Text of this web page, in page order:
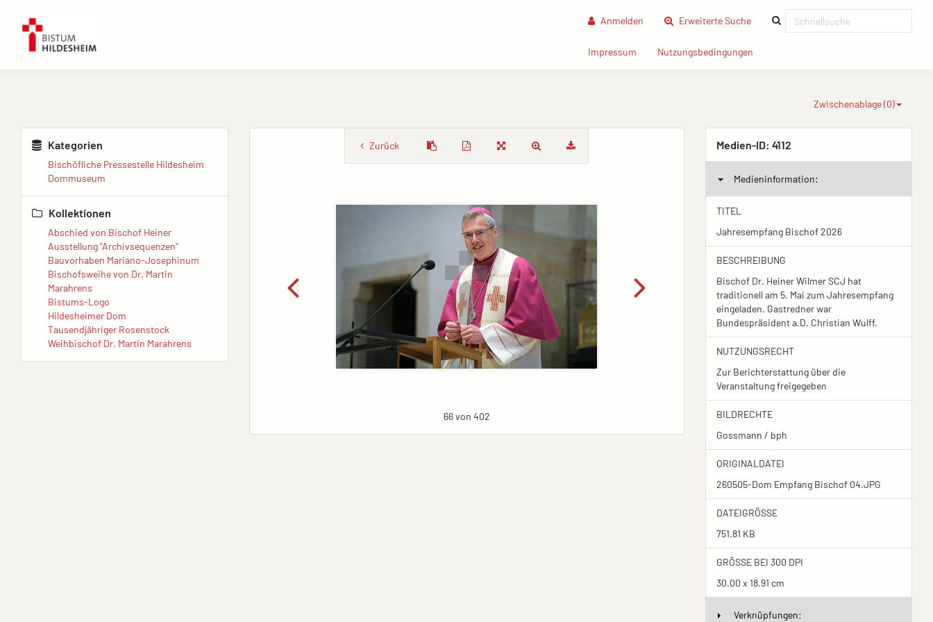
Anmelden Erweiterte Suche(current)
Impressum (current)Nutzungsbedingungen
Zwischenablage (0)
Kategorien
Bischöfliche Pressestelle Hildesheim
Dommuseum
Kollektionen
Abschied von Bischof Heiner
Ausstellung "Archivsequenzen"
Bauvorhaben Mariano-Josephinum
Bischofsweihe von Dr. Martin
Marahrens
Bistums-Logo
Hildesheimer Dom
Tausendjähriger Rosenstock
Weihbischof Dr. Martin Marahrens
Zurück
66 von 402
Medien-ID: 4112
Medieninformation:
TITEL
Jahresempfang Bischof 2026
BESCHREIBUNG
Bischof Dr. Heiner Wilmer SCJ hat
traditionell am 5. Mai zum Jahresempfang
eingeladen. Gastredner war
Bundespräsident a.D. Christian Wulff.
NUTZUNGSRECHT
Zur Berichterstattung über die
Veranstaltung freigegeben
BILDRECHTE
Gossmann / bph
ORIGINALDATEI
260505-Dom Empfang Bischof 04.JPG
DATEIGRÖSSE
751.81 KB
GRÖSSE BEI 300 DPI
30.00 x 18.91 cm
Verknüpfungen: